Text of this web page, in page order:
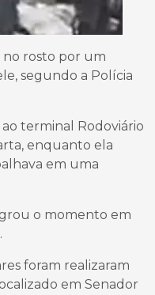
no rosto por um
segundo a Polícia
terminal Rodoviário
enquanto ela
em uma
o momento em
foram realizaram
em Senador